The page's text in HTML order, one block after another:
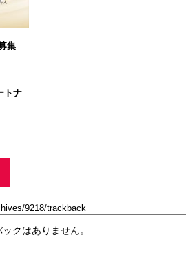
集
トナ
クはありません。